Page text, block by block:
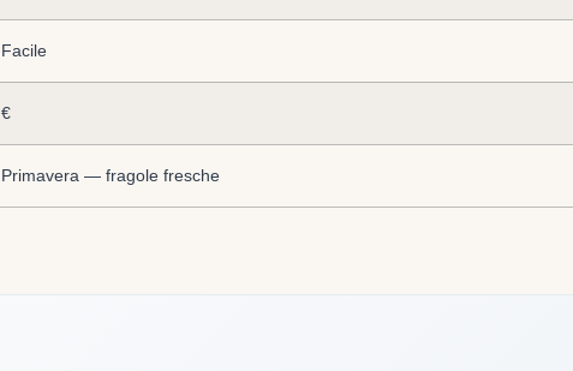
Facile
€
Primavera — fragole fresche